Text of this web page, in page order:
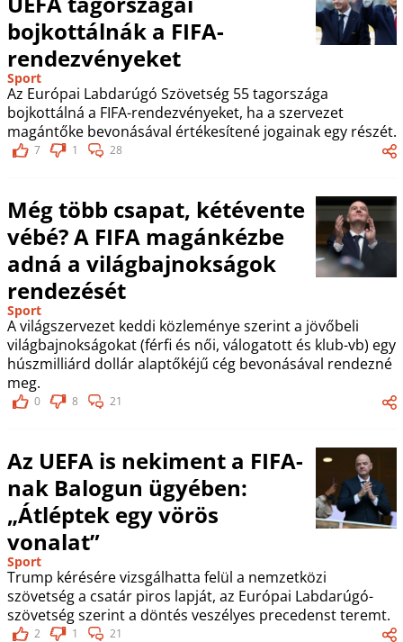
bojkottálnák a FIFA-
rendezvényeket
Sport
Az Európai Labdarúgó Szövetség 55 tagországa
bojkottálná a FIFA-rendezvényeket, ha a szervezet
magántőke bevonásával értékesítené jogainak egy részét.
7 1 28
Még több csapat, kétévente
vébé? A FIFA magánkézbe
adná a világbajnokságok
rendezését
Sport
A világszervezet keddi közleménye szerint a jövőbeli
világbajnokságokat (férfi és női, válogatott és klub-vb) egy
húszmilliárd dollár alaptőkéjű cég bevonásával rendezné
meg.
0 8 21
Az UEFA is nekiment a FIFA-
nak Balogun ügyében:
„Átléptek egy vörös
vonalat”
Sport
Trump kérésére vizsgálhatta felül a nemzetközi
szövetség a csatár piros lapját, az Európai Labdarúgó-
szövetség szerint a döntés veszélyes precedenst teremt.
2 1 21